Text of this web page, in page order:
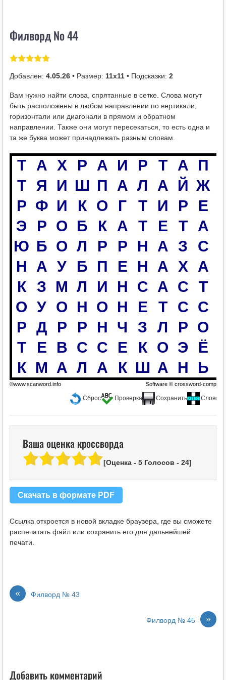
i
Филворд № 44
Добавлен: 4.05.26• Размер: 11х11• Подсказки: 2
Вам нужно найти слова, спрятанные в сетке. Слова могут
быть расположены в любом направлении по вертикали,
горизонтали или диагонали в прямом и обратном
направлении. Также они могут пересекаться, то есть одна и
та же буква может принадлежать разным словам.
Сброс Проверка Сохранить Слово
Т А Х Р А И Р Т А П
Т
Я И Ш П А Л А Й Ж
Р Ф И К О Г Т И Р Е
Э
Р О Б К А Т Е Т А
Ю Б О Л Р Р Н А З С
Н
А У Б П Е Н А Х А
К
З М Л И Н С А С Т
О
У О Н О Н Е Т С С
Р
Д Р Р Н Ч З Л Р О
Т
Е В С С Е К О Э Ё
К
М А Л А К Ш А Н Ь
©www.scanword.info Software © crossword-
Ваша оценка кроссворда
[Оценка - 5Голосов - 24]
Скачать в формате PDF
Ссылка откроется в новой вкладке браузера, где вы сможете
распечатать файл или сохранить его для дальнейшей
печати.
« Филворд № 43
»
Филворд № 45
Добавить комментарий